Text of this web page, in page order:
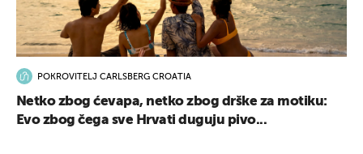
POKROVITELJ CARLSBERG CROATIA
Netko zbog ćevapa, netko zbog drške za motiku:
Evo zbog čega sve Hrvati duguju pivo...